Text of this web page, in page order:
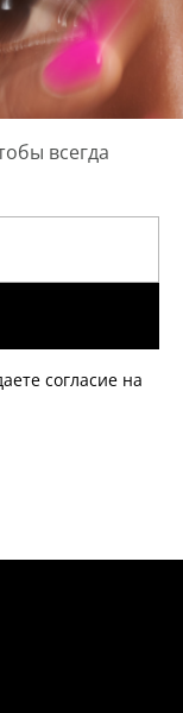
всегда
согласие на